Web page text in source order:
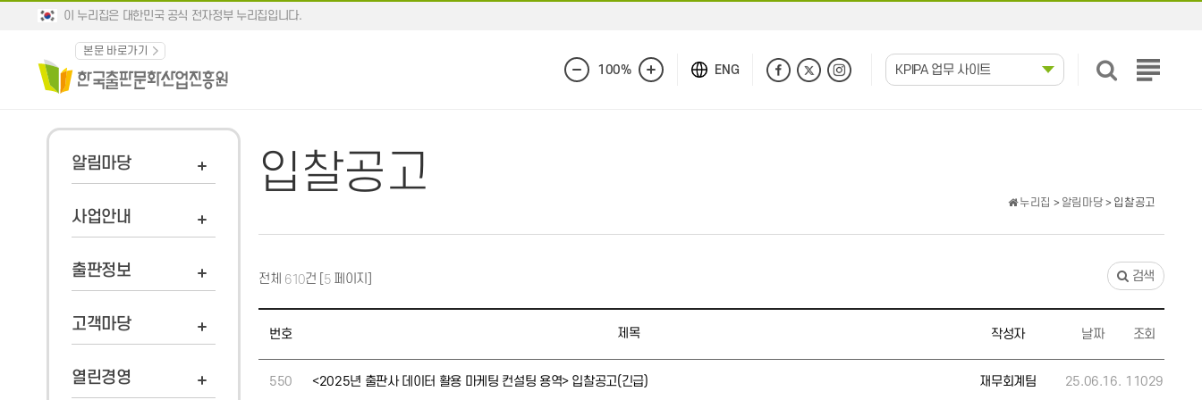
이 누리집은 대한민국 공식 전자정부 누리집입니다.
본문 바로가기
화
100%
화
ENG KPIPA 업무 사이트
전
알림마당
사업안내
출판정보
고객마당
열린경영
입찰공고
누리집 > 알림마당 > 입찰공고
전체 610건 [ 5페이지] 검색
번호 제목 작성자 날짜 조회
550 <2025년 출판사 데이터 활용 마케팅 컨설팅 용역> 입찰공고(긴급) 재무회계팀 25.06.16. 11029